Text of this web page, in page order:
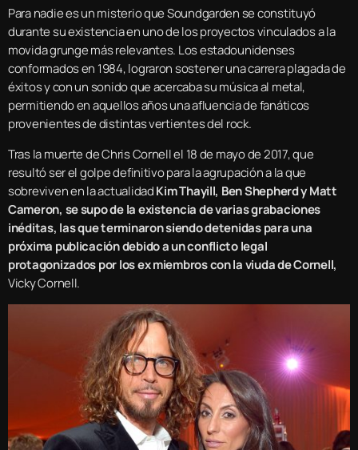
Para nadie es un misterio que Soundgarden se constituyó
durante su existencia en uno de los proyectos vinculados a la
movida grunge más relevantes. Los estadounidenses
conformados en 1984, lograron sostener una carrera plagada de
éxitos y con un sonido que acercaba su música al metal,
permitiendo en aquellos años una afluencia de fanáticos
provenientes de distintas vertientes del rock.
Tras la muerte de Chris Cornell el 18 de mayo de 2017, que
resultó ser el golpe definitivo para la agrupación a la que
sobreviven en la actualidadKim Thayill, Ben Shepherd y Matt
Cameron, se supo de la existencia de varias grabaciones
inéditas, las que terminaron siendo detenidas para una
próxima publicación debido a un conflicto legal
protagonizados por los ex miembros con la viuda de Cornell,
Vicky Cornell.